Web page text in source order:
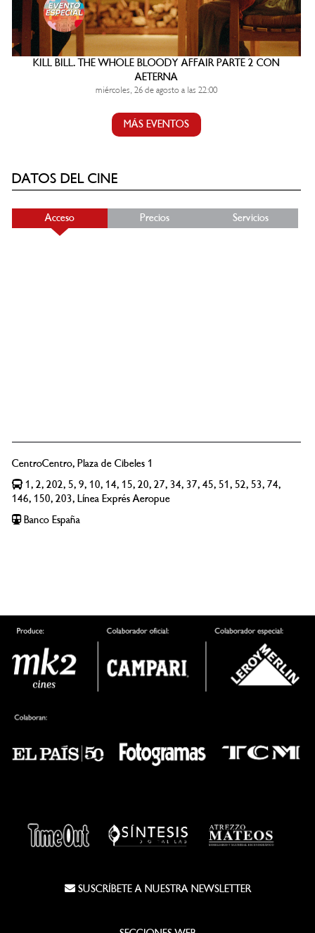
KILL BILL. THE WHOLE BLOODY AFFAIR PARTE 2 CON
AETERNA
miércoles, 26 de agosto a las 22:00
MÁS EVENTOS
DATOS DEL CINE
Acceso Precios Servicios
CentroCentro, Plaza de Cibeles 1
1, 2, 202, 5, 9, 10, 14, 15, 20, 27, 34, 37, 45, 51, 52, 53, 74,
146, 150, 203, Línea Exprés Aeropue
Banco España
SUSCRÍBETE A NUESTRA NEWSLETTER